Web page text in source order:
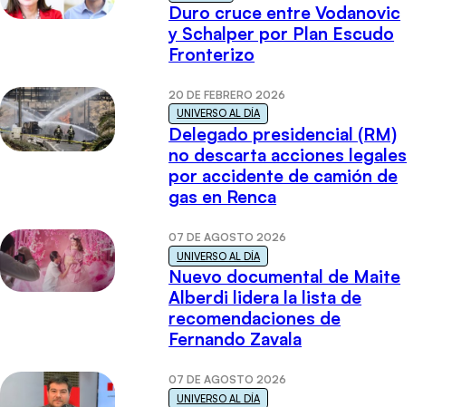
Duro cruce entre Vodanovic
y Schalper por Plan Escudo
Fronterizo
20 DE FEBRERO 2026
UNIVERSO AL DÍA
Delegado presidencial (RM)
no descarta acciones legales
por accidente de camión de
gas en Renca
07 DE AGOSTO 2026
UNIVERSO AL DÍA
Nuevo documental de Maite
Alberdi lidera la lista de
recomendaciones de
Fernando Zavala
07 DE AGOSTO 2026
UNIVERSO AL DÍA